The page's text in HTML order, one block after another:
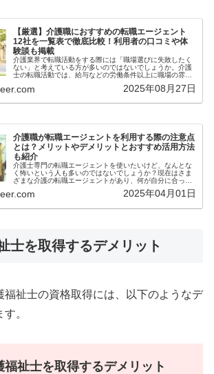
【厳選】介護職におすすめの転職エージェント
12社を一覧表で徹底比較！利用者の口コミや体
験談も掲載
介護業界で転職活動をする際には「職場選びに失敗したく
ない」と考えている方が多いのではないでしょうか。介護
士の転職活動では、給与などの労働条件以上に職場の雰囲
際に働いてみないと分からず、職場...2025年08月27日
介護職が転職エージェントを利用する際の注意点
とは？メリットやデメリットとおすすめ活用方法
も紹介
介護士専門の転職エージェントを使いたいけど、なんとな
く怖いという人も多いのではないでしょうか？現在はさま
ざまな介護の転職エージェントがあり、何が自分に合って
いるか迷いますよね。本記事では、介護職の方が転職エー
ジェントを利用する際の注意点やメ...2025年04月01日
士を取得するデメリット
福祉士の資格取得には、以下のようなデ
。
福祉士を取得するデメリット